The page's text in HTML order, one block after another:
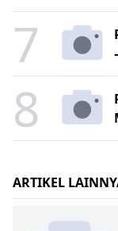
7
8
ARTIKEL